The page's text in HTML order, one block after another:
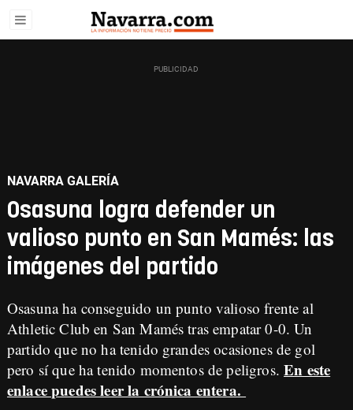
NAVARRA GALERÍA
Osasuna logra defender un
valioso punto en San Mamés: las
imágenes del partido
Osasuna ha conseguido un punto valioso frente al
Athletic Club en San Mamés tras empatar 0-0. Un
partido que no ha tenido grandes ocasiones de gol
pero sí que ha tenido momentos de peligros.En este
enlace puedes leer la crónica entera.